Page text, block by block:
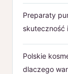
Preparaty
skuteczność
Polskie
dlaczego